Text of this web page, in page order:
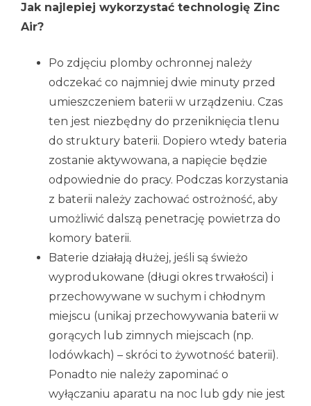
Jak najlepiej wykorzystać technologię Zinc
Air?
Po zdjęciu plomby ochronnej należy
odczekać co najmniej dwie minuty przed
umieszczeniem baterii w urządzeniu. Czas
ten jest niezbędny do przeniknięcia tlenu
do struktury baterii. Dopiero wtedy bateria
zostanie aktywowana, a napięcie będzie
odpowiednie do pracy. Podczas korzystania
z baterii należy zachować ostrożność, aby
umożliwić dalszą penetrację powietrza do
komory baterii.
Baterie działają dłużej, jeśli są świeżo
wyprodukowane (długi okres trwałości) i
przechowywane w suchym i chłodnym
miejscu (unikaj przechowywania baterii w
gorących lub zimnych miejscach (np.
lodówkach) – skróci to żywotność baterii).
Ponadto nie należy zapominać o
wyłączaniu aparatu na noc lub gdy nie jest